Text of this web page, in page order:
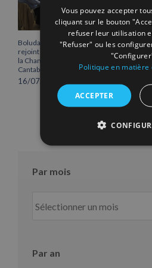
Boluda Corporación Marítima
rejoint l’Assemblée plénière de
la Chambre de commerce de
Cantabrie
16/07/2026
Par mois
mois
Par an
Vous pouvez accepter
cliquant sur le bouton
refuser leur utilisation
"Refuser" ou les
Politique en matière
ACCEPTER